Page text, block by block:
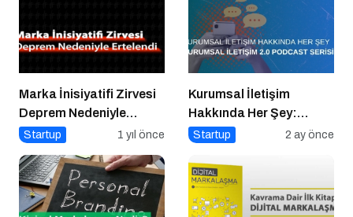
Marka İnisiyatifi Zirvesi
Deprem Nedeniyle
Ertelendi
Startup 1 yıl önce
Kurumsal İletişim
Hakkında Her Şey:
Kurumsal İletişim 2.0
Startup 2 ay önce